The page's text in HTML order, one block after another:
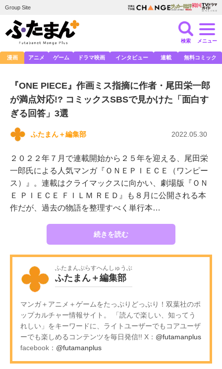
Group Site
検索 メニュー
漫画 アニメ ゲーム ドラマ映画 インタビュー 連載 無料コミック
『ONE PIECE』作画ミス指摘に作者・尾田栄一郎
が満点対応!? コミックスSBSで見かけた「面白す
ぎる回答」3選
ふたまん＋編集部 2022.05.30
２０２２年７月で連載開始から２５年を迎える、尾田栄
一郎氏による人気マンガ『ＯＮＥＰＩＥＣＥ（ワンピー
ス）』。連載はクライマックスに向かい、劇場版『ＯＮ
Ｅ ＰＩＥＣＥ ＦＩＬＭ ＲＥＤ』も８月に公開される本
作だが、過去の物語を整理すべく単行本…
続きを読む
ふたまんぷらすへんしゅうぶ
ふたまん＋編集部
マンガ＋アニメ＋ゲームをたっぷりどっぷり！双葉社のポ
ップカルチャー情報サイト。 「読んで楽しい、知ってう
れしい」をキーワードに、ライトユーザーでもコアユーザ
ーでも楽しめるコンテンツを毎日発信!! X： @futamanplus
facebook： @futamanplus